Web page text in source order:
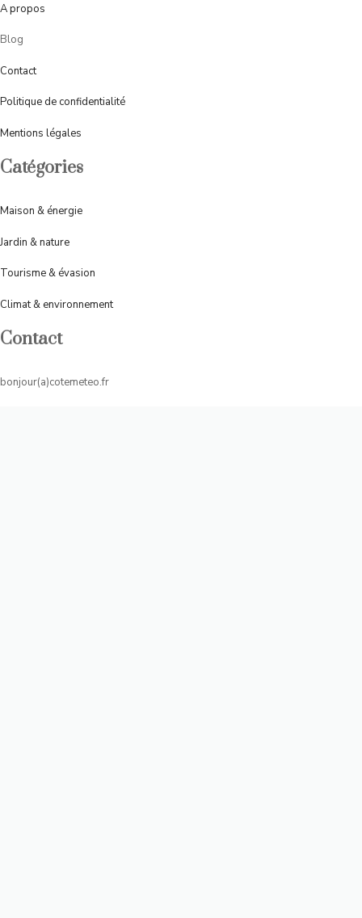
Apropos
Blog
Contact
Politique de confidentialité
Mentions légales
Catégories
Maison & énergie
Jardin & nature
Tourisme & évasion
Climat & environnement
Contact
bonjour(a)cotemeteo.fr